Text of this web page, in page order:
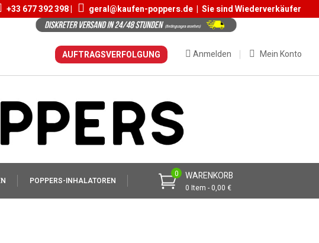
+33 677 392 398 | geral@kaufen-poppers.de | Sie sind Wiederverkäufer
Mein Konto
Anmelden
AUFTRAGSVERFOLGUNG
WARENKORB
0 Item - 0,00 €
0
POPPERS-INHALATOREN